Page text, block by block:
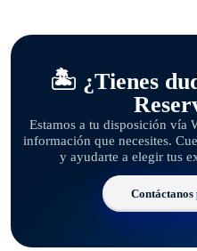
🏝️ ¿Tienes
Estamos a tu disposición vía
información que necesites.
y ayudarte a elegir tus